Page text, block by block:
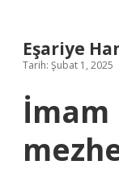
Eşariye
Tarih: Şubat 1, 2025
İmam